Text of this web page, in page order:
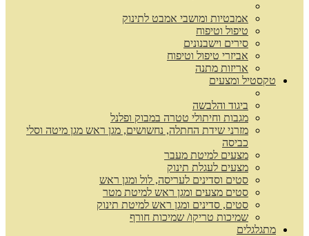
אמבטיות ומושבי אמבט לתינוק
טיפול וטיפוח
סירים וישבנונים
אביזרי טיפול וטיפוח
אריזות מתנה
טקסטיל ומצעים
ביגוד והלבשה
מגבות וחיתולי טטרה במבוק ופלנל
מזרני שידת החתלה, נחשושים, מגן ראש מגן מיטה וסלי
כביסה
מצעים למיטת מעבר
מצעים לעגלת תינוק
סטים וסדינים לעריסה, לול ומגן ראש
סטים מצעים ומגן ראש למיטת מטר
סטים, סדינים ומגן ראש למיטת תינוק
שמיכות טריקו/ שמיכות חורף
מתגלגלים